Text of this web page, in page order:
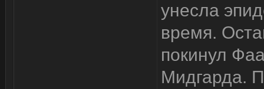
унесла
время.
покинул
Мидгарда.